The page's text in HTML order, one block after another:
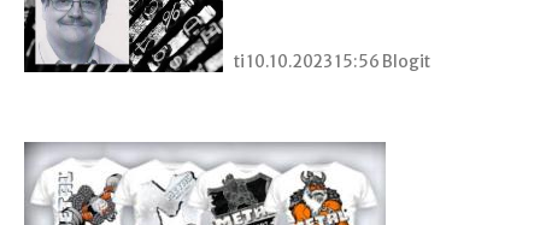
ti 10.10.2023 15:56 Blogit